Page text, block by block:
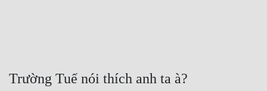
Xa Lộ Dịch
Trường Tuế nói thích anh ta à?